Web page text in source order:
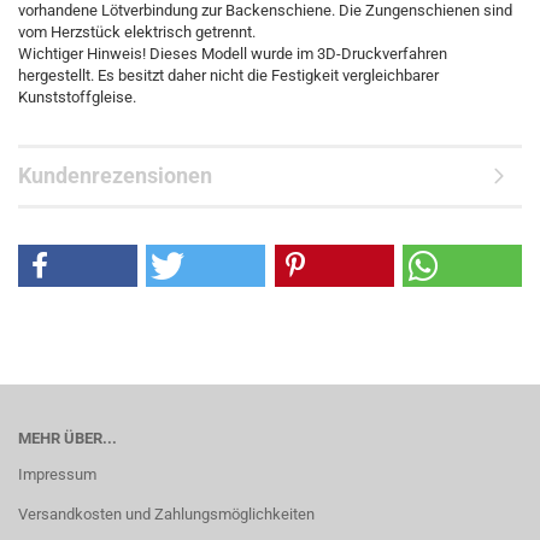
vorhandene Lötverbindung zur Backenschiene. Die Zungenschienen sind
vom Herzstück elektrisch getrennt.
Wichtiger Hinweis! Dieses Modell wurde im 3D-Druckverfahren
hergestellt. Es besitzt daher nicht die Festigkeit vergleichbarer
Kunststoffgleise.
Kundenrezensionen
MEHR ÜBER...
Impressum
Versandkosten und Zahlungsmöglichkeiten